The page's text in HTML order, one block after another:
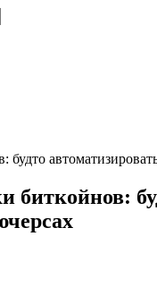
биткойнов: